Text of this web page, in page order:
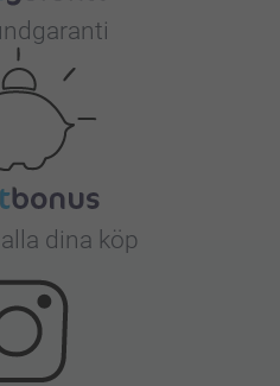
dina köp